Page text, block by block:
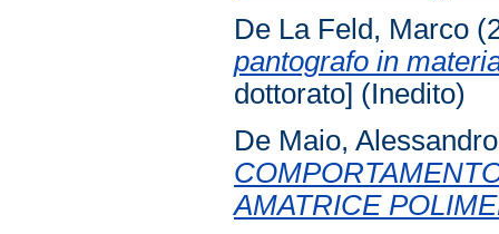
De La Feld, Marco
pantografo in
dottorato] (Inedito)
De Maio, Alessandro
AMATRICE